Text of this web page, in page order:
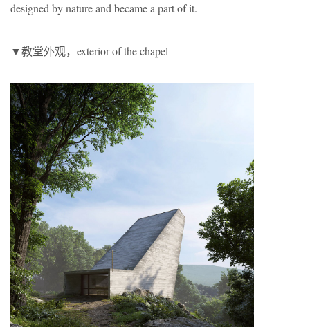
designed by nature and became a part of it.
▼教堂外观，exterior of the chapel